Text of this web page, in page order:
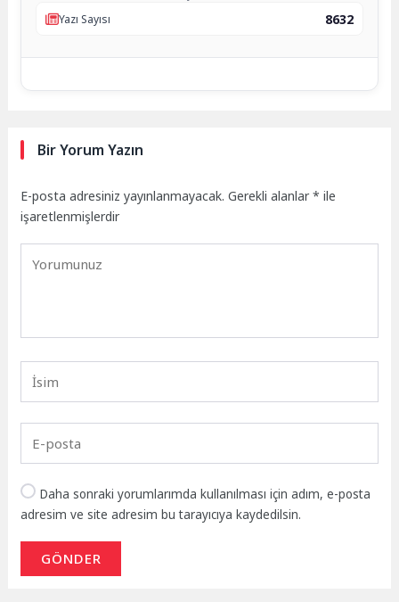
Yazı Sayısı
8632
Bir Yorum Yazın
E-posta adresiniz yayınlanmayacak. Gerekli alanlar* ile
işaretlenmişlerdir
Daha sonraki yorumlarımda kullanılması için adım, e-posta
adresim ve site adresim bu tarayıcıya kaydedilsin.
GÖNDER